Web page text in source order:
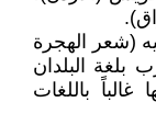
(شعر الهجرة
بلغة البلدان
غالباً باللغات